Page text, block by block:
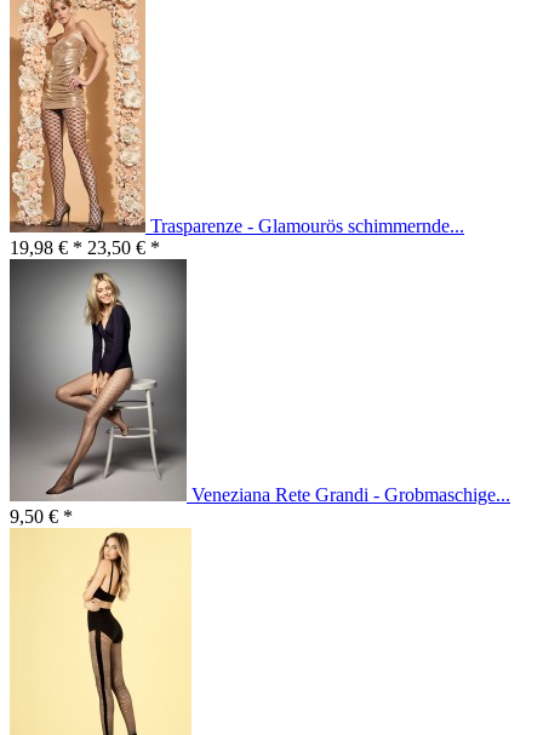
Trasparenze - Glamourös schimmernde...
19,98 € * 23,50 € *
Veneziana Rete Grandi - Grobmaschige...
9,50 € *